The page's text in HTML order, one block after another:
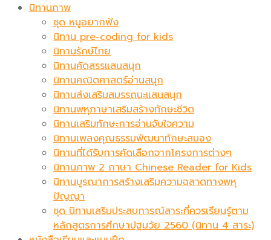
นิทานภาพ
ชุด หนูอยากฟัง
นิทาน pre-coding for kids
นิทานรักษ์ไทย
นิทานคัดสรรแสนสนุก
นิทานคณิตศาสตร์อ่านสนุก
นิทานส่งเสริมสมรรถนะแสนสนุก
นิทานพหุภาษาเสริมสร้างทักษะชีวิต
นิทานเสริมทักษะการอ่านจับใจความ
นิทานเพลงคุณธรรมพัฒนาทักษะสมอง
นิทานที่ได้รับการคัดเลือกจากโครงการต่างๆ
นิทานภาพ 2 ภาษา Chinese Reader for Kids
นิทานบูรณาการสร้างเสริมความฉลาดทางพหุ
ปัญญา
ชุด นิทานเสริมประสบการณ์สาระที่ควรเรียนรู้ตาม
หลักสูตรการศึกษาปฐมวัย 2560 (นิทาน 4 สาระ)